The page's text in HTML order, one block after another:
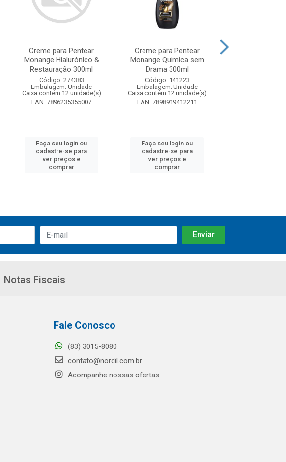
Creme para Pentear
Monange Hialurônico &
Restauração 300ml
Código: 274383
Embalagem: Unidade
Caixa contém 12 unidade(s)
EAN: 7896235355007
Faça seu login ou
cadastre-se para
ver preços e
comprar
Creme para Pentear
Monange Quimica sem
Drama 300ml
Código: 141223
Embalagem: Unidade
Caixa contém 12 unidade(s)
EAN: 7898919412211
Faça seu login ou
cadastre-se para
ver preços e
comprar
Notas Fiscais
Fale Conosco
(83) 3015-8080
contato@nordil.com.br
Acompanhe nossas ofertas